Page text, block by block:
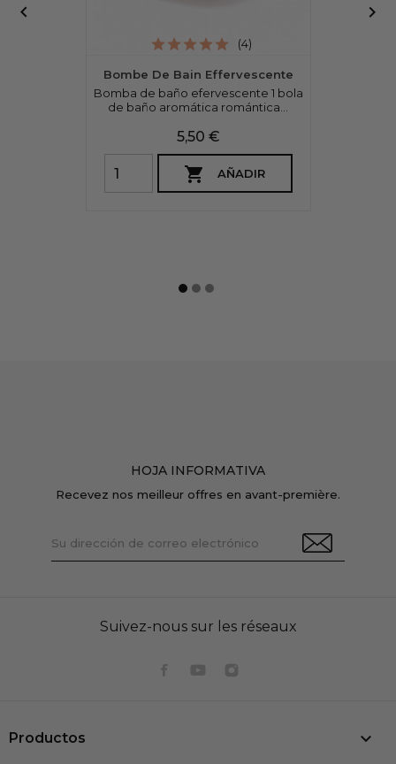
Bombe De Bain Effervescente
Bomba de baño efervescente 1 bola
de baño aromática romántica...
Precio
5,50 €
 AÑADIR
(4)
 
HOJA INFORMATIVA
Recevez nos meilleur offres en avant-première.
Suivez-nous sur les réseaux
Productos 